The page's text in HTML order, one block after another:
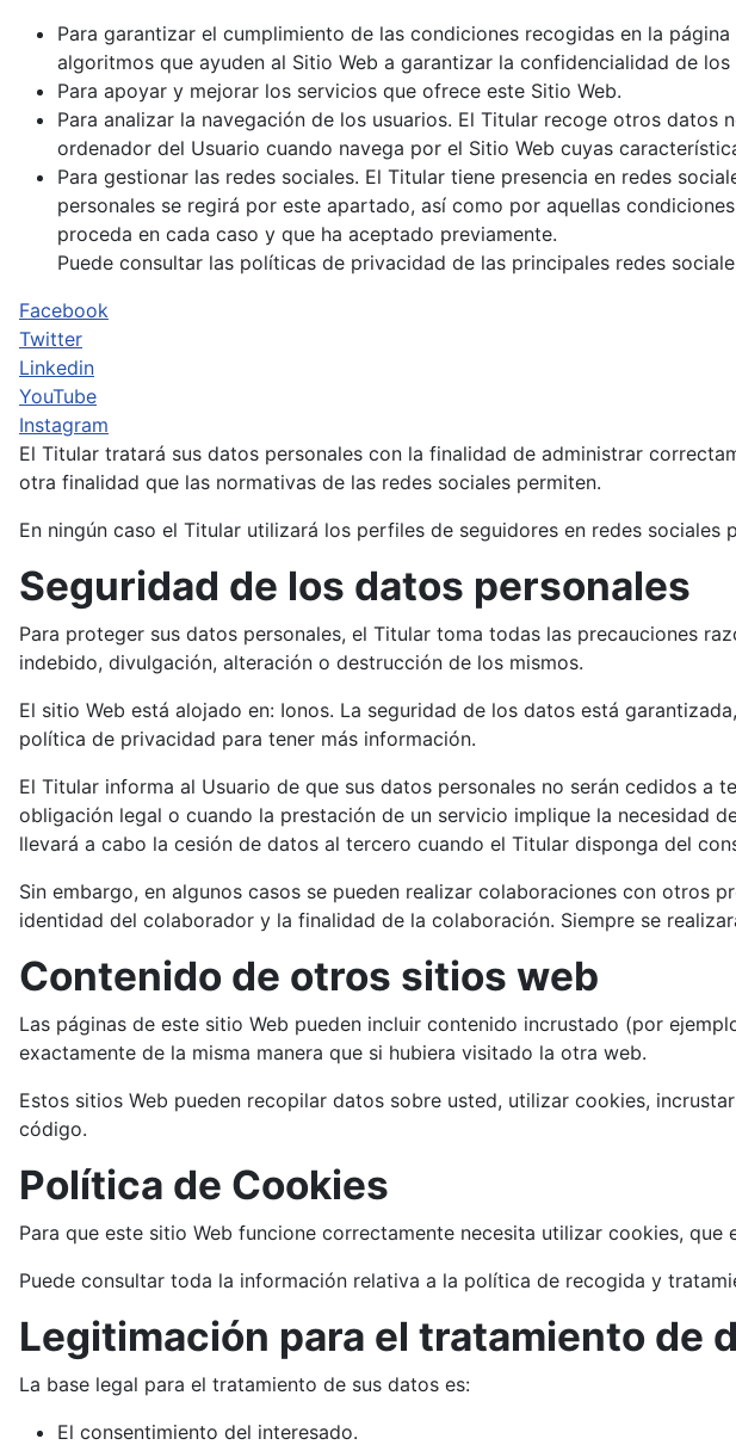
Para garantizar el cumplimiento de las condiciones recogidas en la
algoritmos que ayuden al Sitio Web a garantizar la confidencialidad de
Para apoyar y mejorar los servicios que ofrece este Sitio Web.
Para analizar la navegación de los usuarios. El Titular recoge otros
ordenador del Usuario cuando navega por el Sitio Web cuyas
Para gestionar las redes sociales. El Titular tiene presencia en redes
personales se regirá por este apartado, así como por aquellas
proceda en cada caso y que ha aceptado previamente.
Puede consultar las políticas de privacidad de las principales redes
Facebook
Twitter
Linkedin
YouTube
Instagram
El Titular tratará sus datos personales con la finalidad de administrar
otra finalidad que las normativas de las redes sociales permiten.
En ningún caso el Titular utilizará los perfiles de seguidores en redes sociales
Seguridad de los datos personales
Para proteger sus datos personales, el Titular toma todas las precauciones
indebido, divulgación, alteración o destrucción de los mismos.
El sitio Web está alojado en: Ionos. La seguridad de los datos está
política de privacidad para tener más información.
El Titular informa al Usuario de que sus datos personales no serán cedidos a
obligación legal o cuando la prestación de un servicio implique la necesidad
llevará a cabo la cesión de datos al tercero cuando el Titular disponga del
Sin embargo, en algunos casos se pueden realizar colaboraciones con otros
identidad del colaborador y la finalidad de la colaboración. Siempre se
Contenido de otros sitios web
Las páginas de este sitio Web pueden incluir contenido incrustado (por
exactamente de la misma manera que si hubiera visitado la otra web.
Estos sitios Web pueden recopilar datos sobre usted, utilizar cookies,
código.
Política de Cookies
Para que este sitio Web funcione correctamente necesita utilizar cookies,
Puede consultar toda la información relativa a la política de recogida y
Legitimación para el tratamiento de
La base legal para el tratamiento de sus datos es:
El consentimiento del interesado.